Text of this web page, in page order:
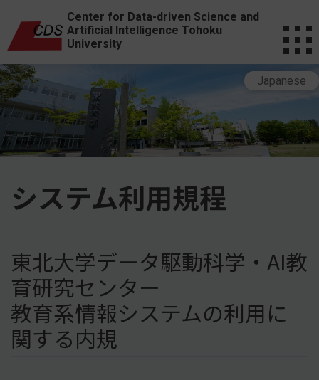
Center for Data-driven Science and
Artificial Intelligence Tohoku
University
Japanese
システム利用規程
東北大学データ駆動科学・AI教
育研究センター
教育系情報システムの利用に
関する内規